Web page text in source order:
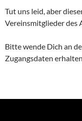
Tut uns leid, aber
Vereinsmitglieder des
Bitte wende Dich an
Zugangsdaten